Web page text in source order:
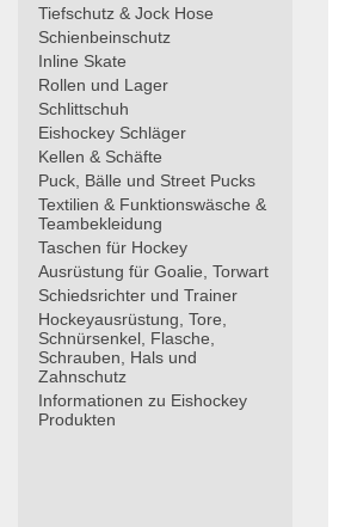
Tiefschutz & Jock Hose
Schienbeinschutz
Inline Skate
Rollen und Lager
Schlittschuh
Eishockey Schläger
Kellen & Schäfte
Puck, Bälle und Street Pucks
Textilien & Funktionswäsche &
Teambekleidung
Taschen für Hockey
Ausrüstung für Goalie, Torwart
Schiedsrichter und Trainer
Hockeyausrüstung, Tore,
Schnürsenkel, Flasche,
Schrauben, Hals und
Zahnschutz
Informationen zu Eishockey
Produkten